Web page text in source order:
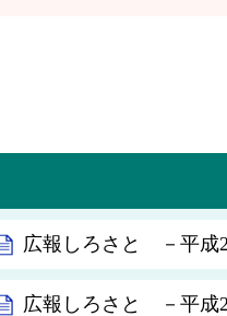
広報しろさと －平成
広報しろさと －平成